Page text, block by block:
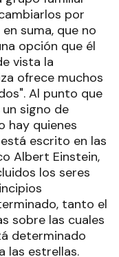
por
suma, que no
opción que él
vista la
ofrece muchos
Al punto que
signo de
hay quienes
escrito en las
Albert Einstein,
los seres
tanto el
sobre las cuales
determinado
las estrellas.